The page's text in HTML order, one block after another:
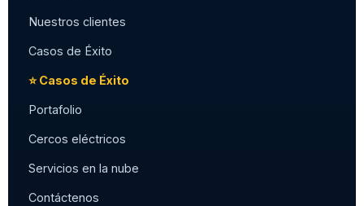
Nuestros clientes
Casos de Éxito
⭐ Casos de Éxito
Portafolio
Cercos eléctricos
Servicios en la nube
Contáctenos